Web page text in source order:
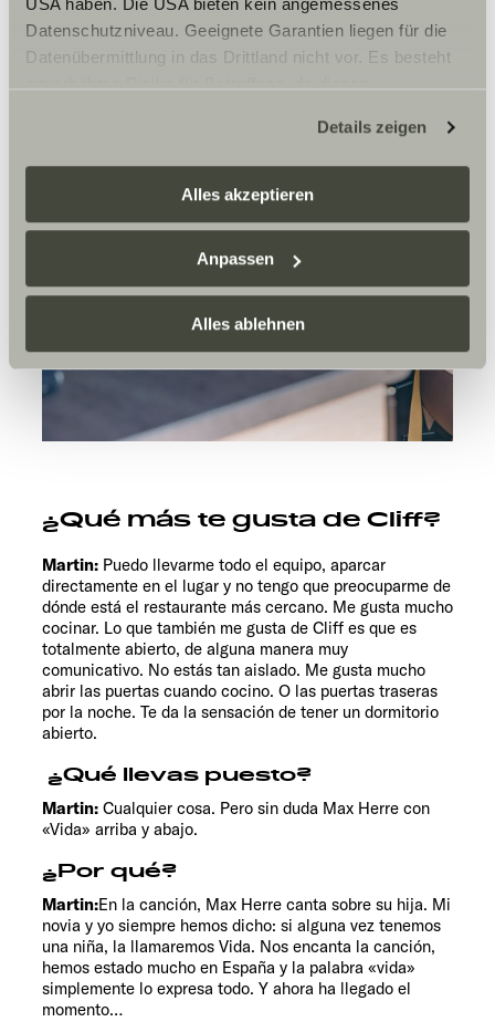
USA haben. Die USA bieten kein angemessenes
Datenschutzniveau. Geeignete Garantien liegen für die
Datenübermittlung in das Drittland nicht vor. Es besteht
zustehen. Eingesetzte Dienstleister können Daten für
eigene Zwecke verarbeiten und mit anderen Daten
zusammenführen. Weitere Informationen finden Sie hier:
Datenschutzerklärung
einzelne Cookies/Dienste in den Einstellungen aus,
erteilen Sie uns Ihre Einwilligung zur Verarbeitung Ihrer
Daten zu den genannten Zwecken. Die Einwilligung ist
freiwillig, für den Besuch der Website nicht erforderlich
und kann jederzeit über die Einstellungen widerrufen
werden. Klicken Sie auf Ablehnen, werden nur die
notwendigen Cookies auf der Webseite gesetzt, die für
Details zeigen
Alles akzeptieren
Anpassen
Alles ablehnen
¿Qué más te gusta de Cliff?
Martin: Puedo llevarme todo el equipo, aparcar
directamente en el lugar y no tengo que preocuparme de
dónde está el restaurante más cercano. Me gusta mucho
cocinar. Lo que también me gusta de Cliff es que es
totalmente abierto, de alguna manera muy
comunicativo. No estás tan aislado. Me gusta mucho
abrir las puertas cuando cocino. O las puertas traseras
por la noche. Te da la sensación de tener un dormitorio
abierto.
¿Qué llevas puesto?
Martin: Cualquier cosa. Pero sin duda Max Herre con
«Vida» arriba y abajo.
¿Por qué?
Martin:En la canción, Max Herre canta sobre su hija. Mi
novia y yo siempre hemos dicho: si alguna vez tenemos
una niña, la llamaremos Vida. Nos encanta la canción,
hemos estado mucho en España y la palabra «vida»
simplemente lo expresa todo. Y ahora ha llegado el
momento…